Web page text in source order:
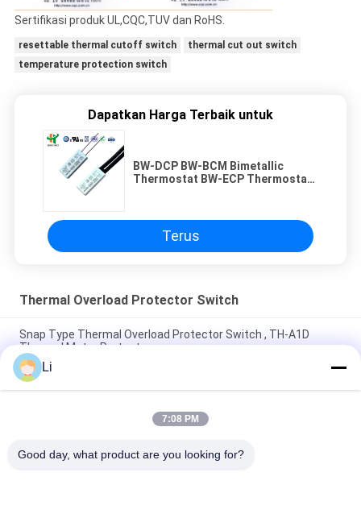
Sertifikasi produk UL,CQC,TUV dan RoHS.
resettable thermal cutoff switch
thermal cut out switch
temperature protection switch
Dapatkan Harga Terbaik untuk
BW-DCP BW-BCM Bimetallic
Thermostat BW-ECP Thermostat
Terus
Thermal Overload Protector Switch
Snap Type Thermal Overload Protector Switch , TH-A1D
Thermal Motor Protector
Plastic Case Thermal Protection Switch Normally Open Type
For Lighting Devices
High Sensitive Thermal Overload Protector Switch Resettable
Li
7:08 PM
Good day, what product are you looking for?